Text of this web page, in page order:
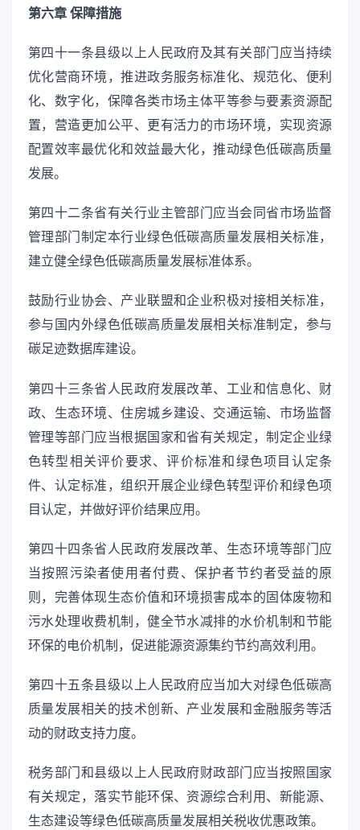
第六章 保障措施
第四十一条县级以上人民政府及其有关部门应当持续
优化营商环境，推进政务服务标准化、规范化、便利
化、数字化，保障各类市场主体平等参与要素资源配
置，营造更加公平、更有活力的市场环境，实现资源
配置效率最优化和效益最大化，推动绿色低碳高质量
发展。
第四十二条省有关行业主管部门应当会同省市场监督
管理部门制定本行业绿色低碳高质量发展相关标准，
建立健全绿色低碳高质量发展标准体系。
鼓励行业协会、产业联盟和企业积极对接相关标准，
参与国内外绿色低碳高质量发展相关标准制定，参与
碳足迹数据库建设。
第四十三条省人民政府发展改革、工业和信息化、财
政、生态环境、住房城乡建设、交通运输、市场监督
管理等部门应当根据国家和省有关规定，制定企业绿
色转型相关评价要求、评价标准和绿色项目认定条
件、认定标准，组织开展企业绿色转型评价和绿色项
目认定，并做好评价结果应用。
第四十四条省人民政府发展改革、生态环境等部门应
当按照污染者使用者付费、保护者节约者受益的原
则，完善体现生态价值和环境损害成本的固体废物和
污水处理收费机制，健全节水减排的水价机制和节能
环保的电价机制，促进能源资源集约节约高效利用。
第四十五条县级以上人民政府应当加大对绿色低碳高
质量发展相关的技术创新、产业发展和金融服务等活
动的财政支持力度。
税务部门和县级以上人民政府财政部门应当按照国家
有关规定，落实节能环保、资源综合利用、新能源、
生态建设等绿色低碳高质量发展相关税收优惠政策。